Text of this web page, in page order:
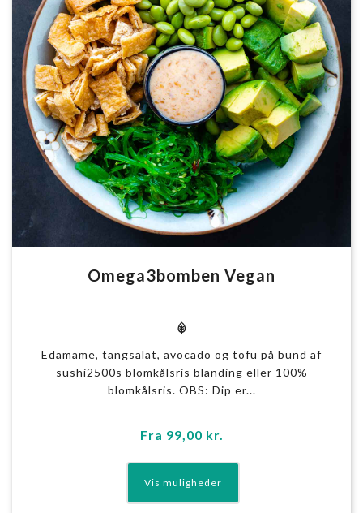
Omega3bomben Vegan
v
Edamame, tangsalat, avocado og tofu på bund af
sushi2500s blomkålsris blanding eller 100%
blomkålsris. OBS: Dip er...
Fra 99,00 kr.